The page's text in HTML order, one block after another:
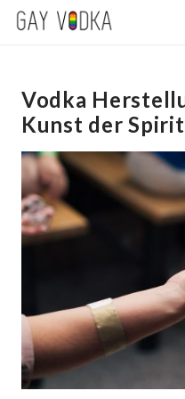
Vodka
Kunst der